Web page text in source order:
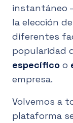
instantáneo
la elección
diferentes
popularidad
específico o
empresa.
Volvemos a
plataforma